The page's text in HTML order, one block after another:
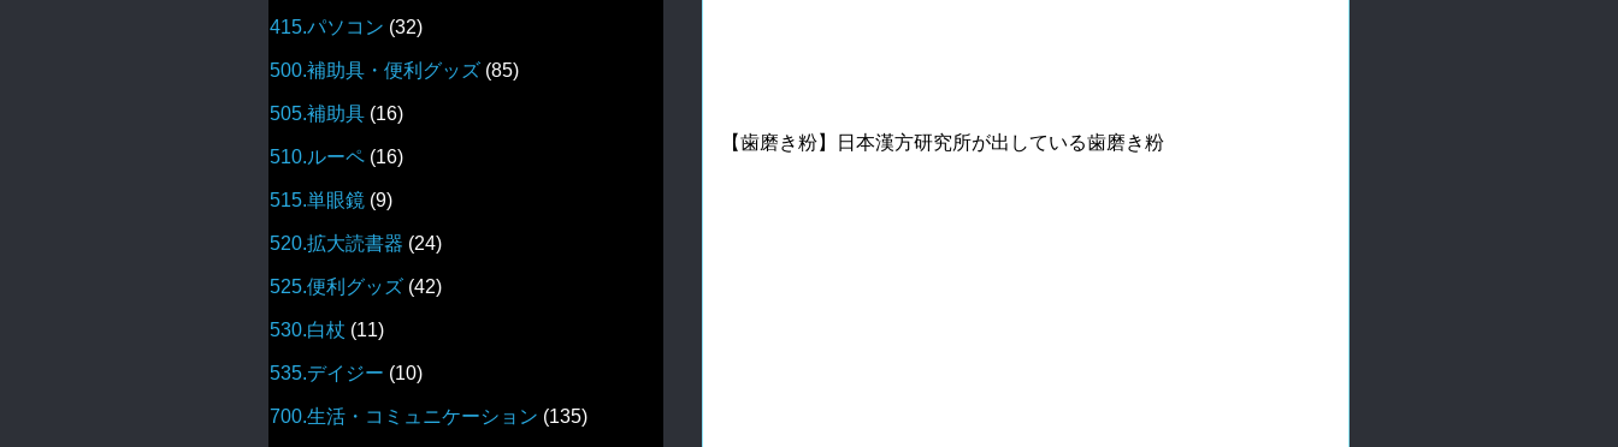
【歯磨き粉】日本漢方研究所が出している歯磨き粉
415.パソコン (32)
500.補助具・便利グッズ (85)
505.補助具 (16)
510.ルーペ (16)
515.単眼鏡 (9)
520.拡大読書器 (24)
525.便利グッズ (42)
530.白杖 (11)
535.デイジー (10)
700.生活・コミュニケーション (135)